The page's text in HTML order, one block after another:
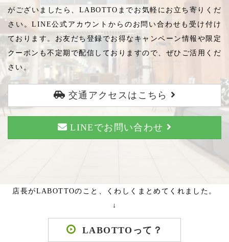
がございましたら、LABOTTOまでお気軽にお立ち寄りくだ
さい。LINE公式アカウントからのお問い合わせも受け付け
ております。お友だち登録でお得なキャンペーン情報や限定
クーポンも不定期で配信しておりますので、ぜひご活用くだ
さい。
交通アクセスはこちら
LINEでお問い合わせ
店長がLABOTTOのこと、くわしくまとめてくれました。
↓
LABOTTOって？